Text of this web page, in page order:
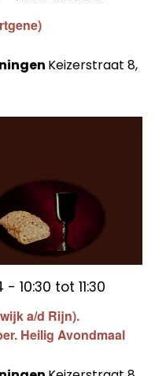
Keizerstraat 8,
a/d Rijn).
Heilig Avondmaal
- 10:30 tot 11:30